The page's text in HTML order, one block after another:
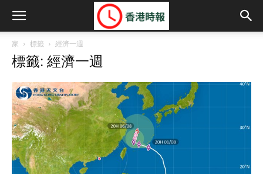
家 標籤 經濟一週
標籤: 經濟一週